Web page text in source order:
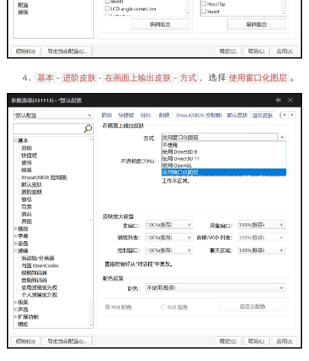
基本 - 进阶皮肤 - 在画面上输出皮肤 - 方式 ，选择 使用窗口化图层 。